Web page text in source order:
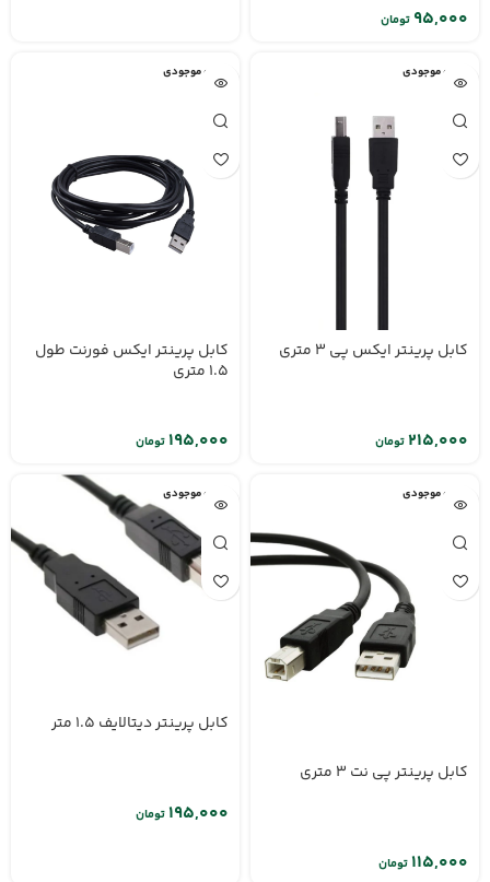
تومان
اتمام موجودی
کابل پرینتر ایکس پی 3 متری
تومان
اتمام موجودی
کابل پرینتر ایکس فورنت طول
1.5 متری
تومان
اتمام موجودی
کابل پرینتر پی نت 3 متری
تومان
اتمام موجودی
کابل پرینتر دیتالایف 1.5 متر
تومان